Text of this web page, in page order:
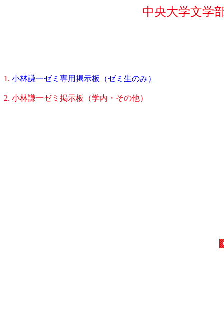
中央大学文学
1. 小林謙一ゼミ専用掲示板（ゼミ生のみ）
2. 小林謙一ゼミ掲示板（学内・その他）